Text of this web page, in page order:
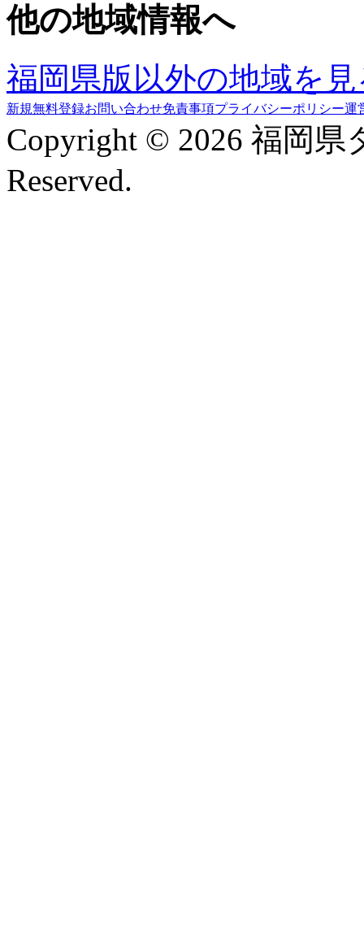
他の地域情報へ
福岡県版以外の地域を
新規無料登録お問い合わせ免責事項プライバシーポリシー運
Copyright © 2026 福岡
Reserved.